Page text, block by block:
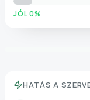
JÓL 0%
HATÁS A